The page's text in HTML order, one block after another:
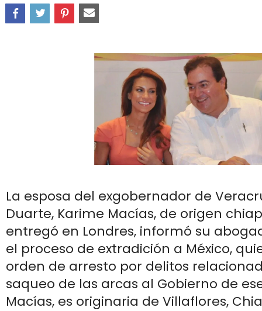
La esposa del exgobernador de
Duarte, Karime Macías, de origen
entregó en Londres, informó su
el proceso de extradición a México,
orden de arresto por delitos
saqueo de las arcas al Gobierno de
Macías, es originaria de Villaflores,